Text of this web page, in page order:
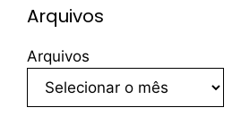
Arquivos
Arquivos